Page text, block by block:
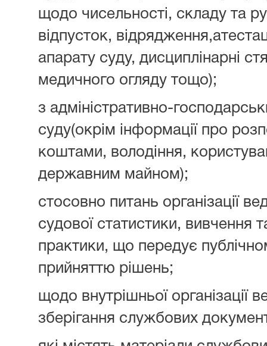
щодо чисельності, складу та
відпусток,
апарату суду, дисциплінарні
медичного огляду тощо);
з адміністративно-
суду(окрім інформації про
коштами, володіння,
державним майном);
стосовно питань організації
судової статистики, вивчення
практики, що передує
прийняттю рішень;
щодо внутрішньої організації
зберігання службових